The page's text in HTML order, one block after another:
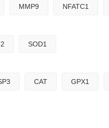
MMP9 NFATC1
SOD1
CAT GPX1